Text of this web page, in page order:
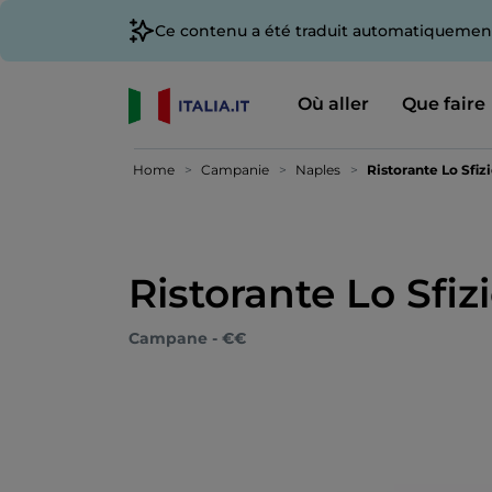
Ce contenu a été traduit
Où aller Que faire
Home Campanie Naples Ristorante Lo
Ristorante Lo
Campane - €€